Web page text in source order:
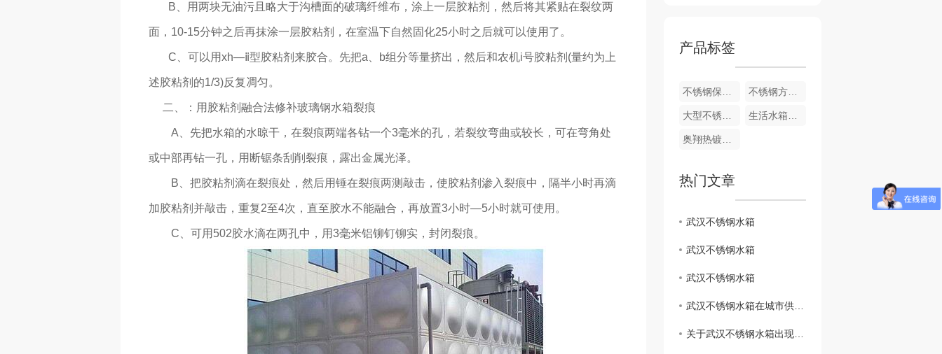
B、用两块无油污且略大于沟槽面的破璃纤维布，涂上一层胶粘剂，然后将其紧贴在裂纹两
面，10-15分钟之后再抹涂一层胶粘剂，在室温下自然固化25小时之后就可以使用了。
C、可以用xh—ⅱ型胶粘剂来胶合。先把a、b组分等量挤出，然后和农机i号胶粘剂(量约为上
述胶粘剂的1/3)反复凋匀。
二、：用胶粘剂融合法修补玻璃钢水箱裂痕
A、先把水箱的水晾干，在裂痕两端各钻一个3毫米的孔，若裂纹弯曲或较长，可在弯角处
或中部再钻一孔，用断锯条刮削裂痕，露出金属光泽。
B、把胶粘剂滴在裂痕处，然后用锤在裂痕两测敲击，使胶粘剂渗入裂痕中，隔半小时再滴
加胶粘剂并敲击，重复2至4次，直至胶水不能融合，再放置3小时—5小时就可使用。
C、可用502胶水滴在两孔中，用3毫米铝铆钉铆实，封闭裂痕。
产品标签
不锈钢保温水箱价格 不锈钢方形保温水箱定做
大型不锈钢消防水箱 生活水箱定制
奥翔热镀锌钢板水箱
热门文章
武汉不锈钢水箱
武汉不锈钢水箱
武汉不锈钢水箱
武汉不锈钢水箱在城市供水系统中的角色和重要性
关于武汉不锈钢水箱出现漏水时如何处理呢？